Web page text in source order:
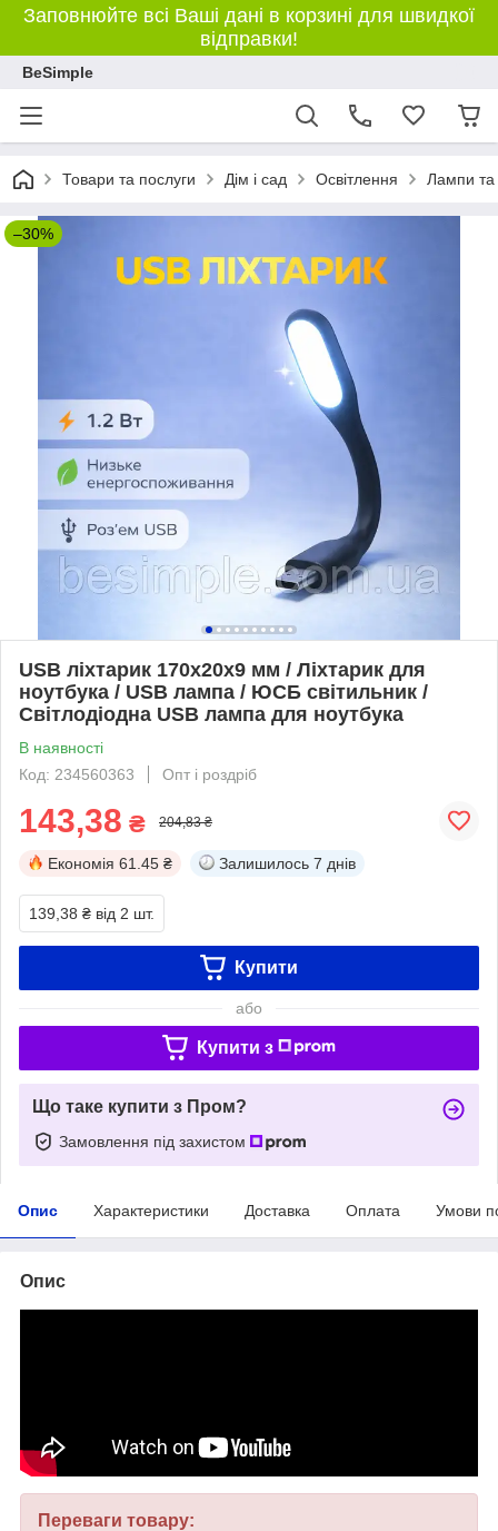
Заповнюйте всі Ваші дані в корзині для швидкої
відправки!
BeSimple
Товари та послуги Дім і сад Освітлення Лампи та
–30%
USB ліхтарик 170x20x9 мм / Ліхтарик для
ноутбука / USB лампа / ЮСБ світильник /
Світлодіодна USB лампа для ноутбука
В наявності
Код: 234560363
Опт і роздріб
143,38 ₴ 204,83 ₴
Економія 61.45 ₴ Залишилось 7 днів
139,38 ₴ від 2 шт.
Купити
або
Купити з
Що таке купити з Пром?
Замовлення під захистом
Опис Характеристики Доставка Оплата Умови
Опис
Переваги товару: